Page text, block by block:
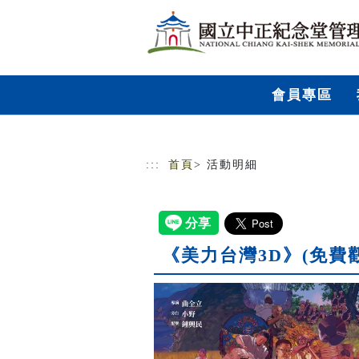
會員專區
::: 首頁 > 活動明細
《美力台灣3D》(免